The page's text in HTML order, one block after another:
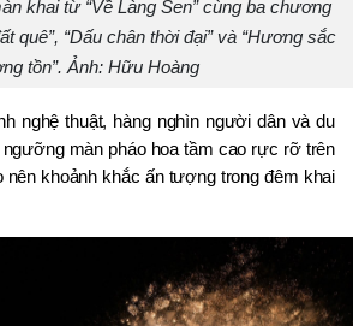
khai từ “Về Làng Sen” cùng ba chương
quê”, “Dấu chân thời đại” và “Hương sắc
tồn”. Ảnh: Hữu Hoàng
nghệ thuật, hàng nghìn người dân và du
màn pháo hoa tầm cao rực rỡ trên
nên khoảnh khắc ấn tượng trong đêm khai